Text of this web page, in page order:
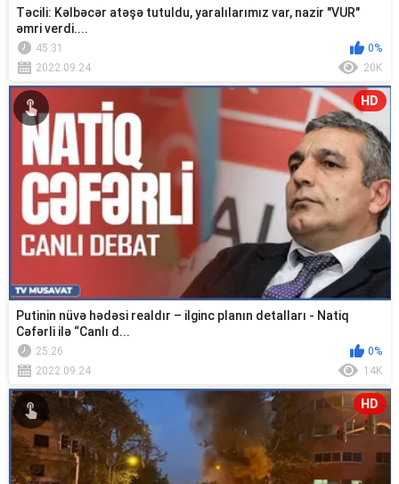
Təcili: Kəlbəcər atəşə tutuldu, yaralılarımız var, nazir "VUR"
əmri verdi....
45:31
0%
2022.09.24
20K
HD
Putinin nüvə hədəsi realdır – ilginc planın detalları - Natiq
Cəfərli ilə “Canlı d...
25:26
0%
2022.09.24
14K
HD